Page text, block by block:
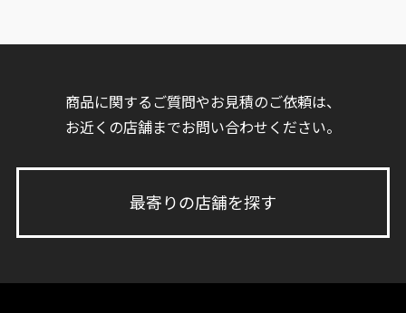
商品に関するご質問やお見積のご依頼は、
お近くの店舗までお問い合わせください。
最寄りの店舗を探す